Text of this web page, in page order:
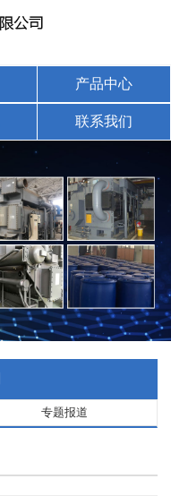
产品中心
联系我们
专题报道